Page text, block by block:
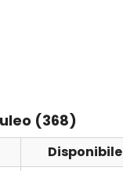
(368)
Disponibile